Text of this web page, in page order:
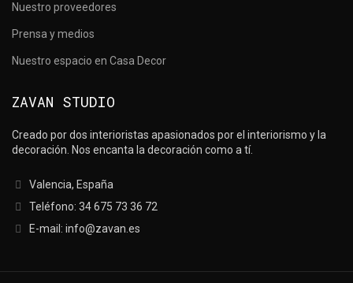
Nuestro proveedores
Prensa y medios
Nuestro espacio en Casa Decor
ZAVAN STUDIO
Creado por dos interioristas apasionados por el interiorismo y la
decoración. Nos encanta la decoración como a tí.
Valencia, España
Teléfono: 34 675 73 36 72
E-mail: info@zavan.es